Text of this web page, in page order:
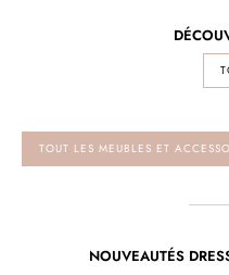
TOUT LES MEUBLES ET
NOUVEAUTÉS